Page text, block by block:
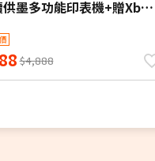
墨多功能印表機+贈Xbox
$4,888